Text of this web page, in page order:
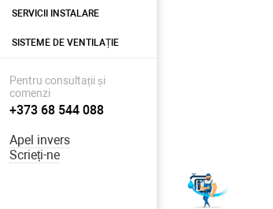
SERVICII INSTALARE
SISTEME DE VENTILAȚIE
Pentru consultații și
comenzi
+373 68 544 088
Apel invers
Scrieți-ne